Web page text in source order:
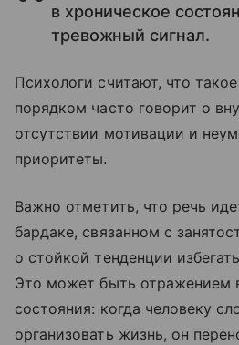
в хроническое
тревожный сигнал.
Психологи считают, что
порядком часто говорит о
отсутствии мотивации и
приоритеты.
Важно отметить, что речь
бардаке, связанном с
о стойкой тенденции
Это может быть отражением
состояния: когда человеку
организовать жизнь, он